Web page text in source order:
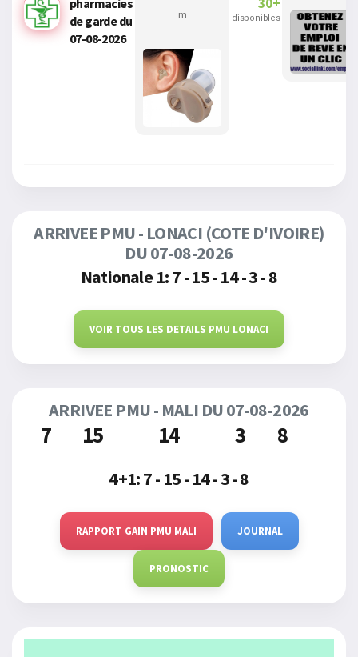
pharmacies
de garde du
07-08-2026
m
disponibles
ARRIVEE PMU - LONACI (COTE D'IVOIRE)
DU 07-08-2026
Nationale 1: 7 - 15 - 14 - 3 - 8
VOIR TOUS LES DETAILS PMU LONACI
ARRIVEE PMU - MALI DU 07-08-2026
7 15 14 3 8
4+1:7 - 15 - 14 - 3 - 8
RAPPORT GAIN PMU MALI JOURNAL
PRONOSTIC